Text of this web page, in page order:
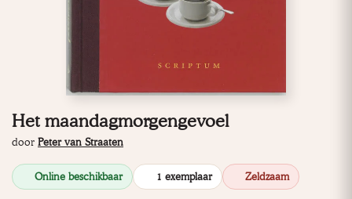
Het maandagmorgengevoel
door Peter van Straaten
Online beschikbaar 1 exemplaar Zeldzaam